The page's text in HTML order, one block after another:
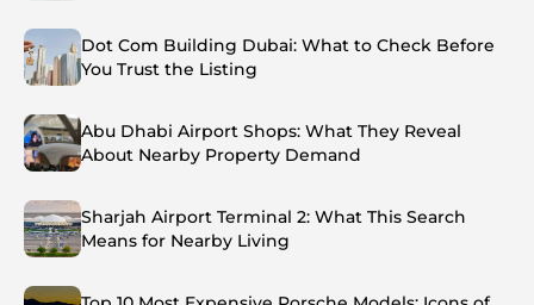
Dot Com Building Dubai: What to Check Before
You Trust the Listing
Abu Dhabi Airport Shops: What They Reveal
About Nearby Property Demand
Sharjah Airport Terminal 2: What This Search
Means for Nearby Living